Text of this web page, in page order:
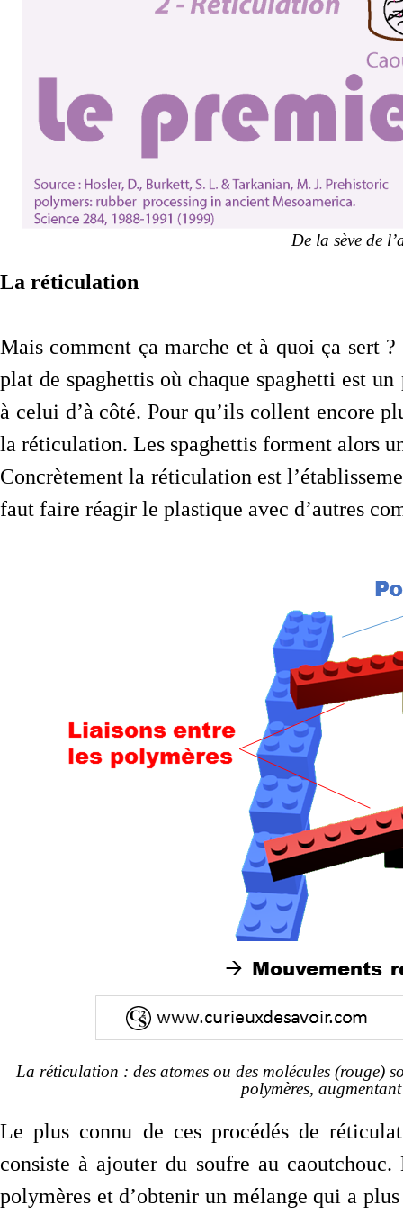
De la sève de
La réticulation
Mais comment ça marche et à quoi ça sert
plat de spaghettis où chaque spaghetti est
à celui d’à côté. Pour qu’ils collent encore
la réticulation. Les spaghettis forment alors
Concrètement la réticulation est
faut faire réagir le plastique avec d’autres
La réticulation : des atomes ou des molécules (rouge)
polymères,
Le plus connu de ces procédés de
consiste à ajouter du soufre au
polymères et d’obtenir un mélange qui a